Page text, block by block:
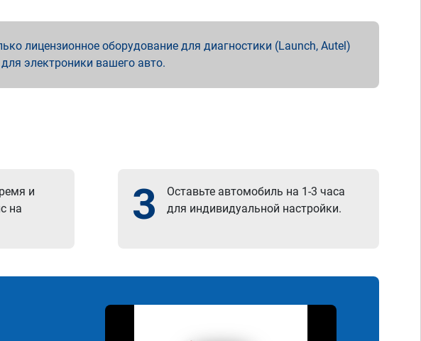
лицензионное оборудование для диагностики (Launch, Autel)
электроники вашего авто.
и
на
3
Оставьте автомобиль на 1-3 часа
для индивидуальной настройки.